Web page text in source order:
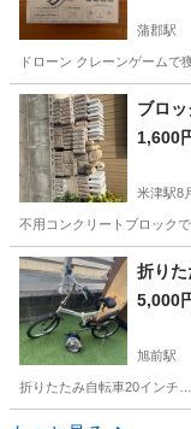
蒲郡駅
ドローン クレーンゲーム
愛知 蒲郡市 蒲郡駅
ブロ
1,600
米津駅8
不用コンクリートブロック
愛知 安城市 米津駅
折り
5,000
旭前駅
折りたたみ自転車20インチ
愛知 名古屋市